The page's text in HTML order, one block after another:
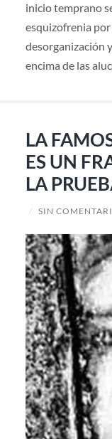
inicio temprano
esquizofrenia
desorganización
encima de las
LA
ES UN
LA
/ SIN